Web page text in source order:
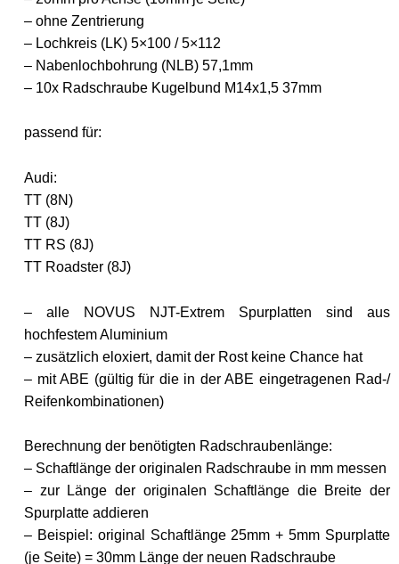
– ohne Zentrierung
– Lochkreis (LK) 5×100 / 5×112
– Nabenlochbohrung (NLB) 57,1mm
– 10x Radschraube Kugelbund M14x1,5 37mm
passend für:
Audi:
TT (8N)
TT (8J)
TT RS (8J)
TT Roadster (8J)
– alle NOVUS NJT-Extrem Spurplatten sind aus
hochfestem Aluminium
– zusätzlich eloxiert, damit der Rost keine Chance hat
– mit ABE (gültig für die in der ABE eingetragenen Rad-/
Reifenkombinationen)
Berechnung der benötigten Radschraubenlänge:
– Schaftlänge der originalen Radschraube in mm messen
– zur Länge der originalen Schaftlänge die Breite der
Spurplatte addieren
– Beispiel: original Schaftlänge 25mm + 5mm Spurplatte
(je Seite) = 30mm Länge der neuen Radschraube